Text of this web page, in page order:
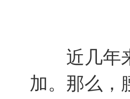
近几年来
加。那么，